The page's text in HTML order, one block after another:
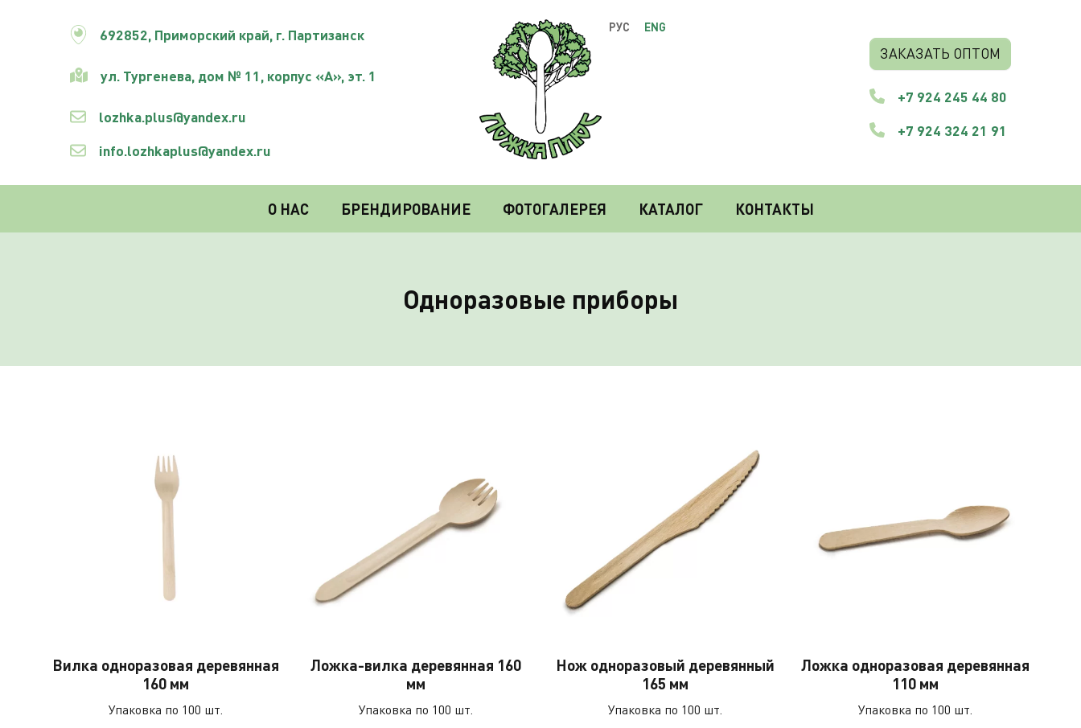
РУС ENG
ЗАКАЗАТЬ ОПТОМ
+7 924 245 44 80
+7 924 324 21 91
692852, Приморский край, г. Партизанск
ул. Тургенева, дом № 11, корпус «А», эт. 1
lozhka.plus@yandex.ru
info.lozhkaplus@yandex.ru
О НАС БРЕНДИРОВАНИЕ ФОТОГАЛЕРЕЯ КАТАЛОГ КОНТАКТЫ
Одноразовые приборы
Вилка одноразовая деревянная
160 мм
Упаковка по 100 шт.
Ложка-вилка деревянная 160
мм
Упаковка по 100 шт.
Нож одноразовый деревянный
165 мм
Упаковка по 100 шт.
Ложка одноразовая деревянная
110 мм
Упаковка по 100 шт.